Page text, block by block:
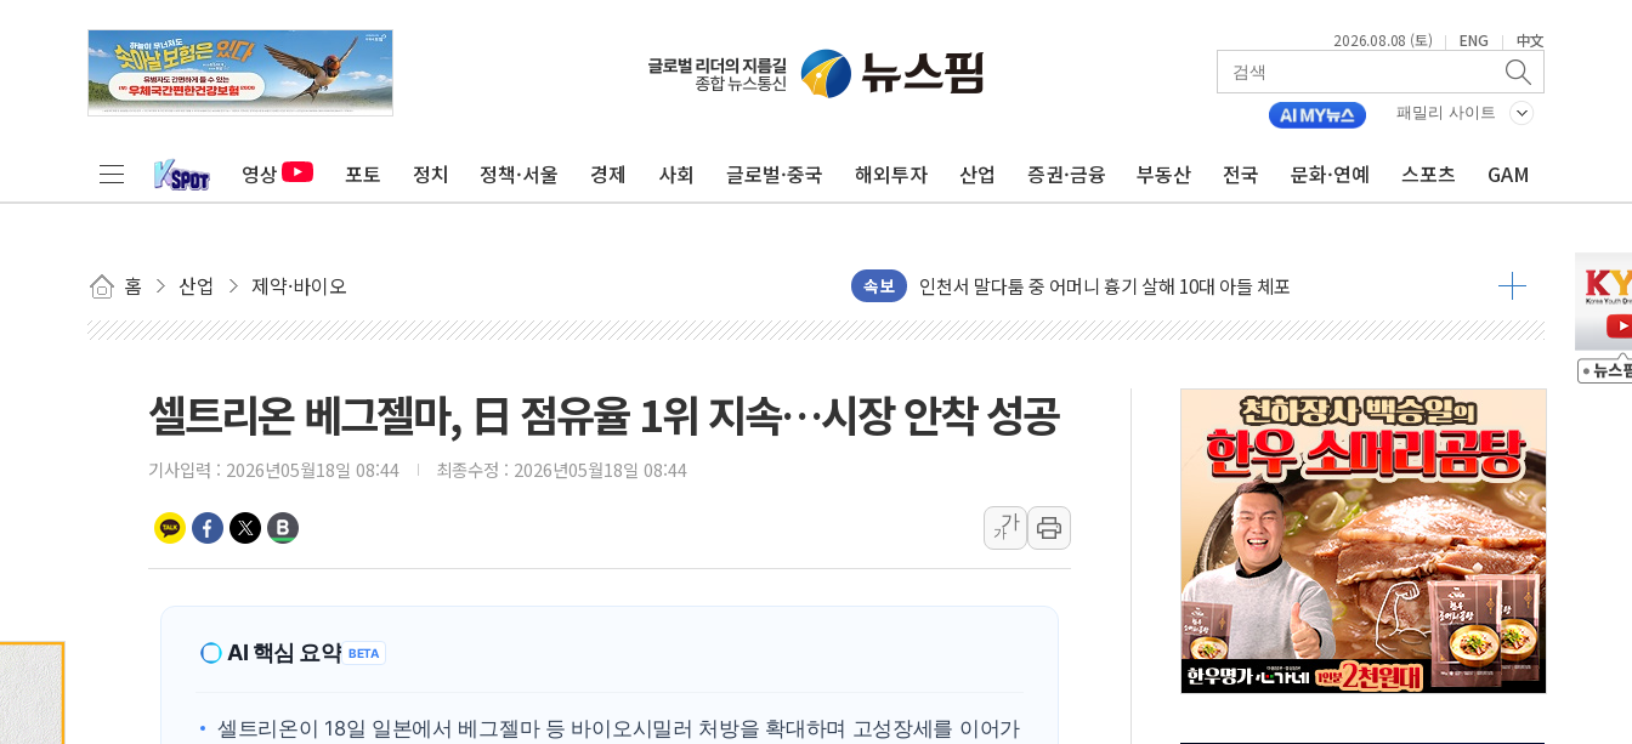
2026.08.08 (토) | ENG | 中文
패밀리 사이트
영상 포토 정치 정책·서울 경제 사회 글로벌·중국 해외투자 산업 증권·금융 부동산 전국 문화·연예 스포츠 GAM
홈 산업 제약·바이오 속보
서울 중랑구 주택가서 흉기 난동…60대 남성 2명 숨져
李대통령 "결혼 때문에 손해 보는 일 없게"…'결혼 페널티' 22개 과제 손본다
추미애, '위안부' 피해자 기림의 날 참석..."국제적 시민 연대로 목소리 내야"
인천 선재도 갯벌서 해루질 중 실종 60대 나흘만에 숨진 채 발견
'화합' 꺼낸 김민석에 '뻔뻔' 받아친 정청래…제주 연설서 신경전 고조
李대통령, ISA 개편 재검토 지시…與 "적극 환영"·野 "졸속 국정"
연일 폭염에 온열질환 사망 23명…정부, 비상대응기구 가동
中 전방위 아파트 부양, 수도 베이징도 부동산 규제 철폐
인제 용대리 계곡서 수위 상승으로 피서객 7명 고립…전원 구조
동해시, 11~14일 '별똥별 멍' 운영…페르세우스 유성우 관측
강원 중·남부 동해안 시간당 50mm 이상 폭우…호우경보 발효
청양 밭에서 일하던 90대 숨져…온열질환 여부 조사
폭염에 車 운전면허 기능시험 오전 집중 편성…체감온도 38도 넘으면 중단
李대통령, 'ISA·주가누르기 방지법' 전면 재검토 지시
'호우 특보' 경북 울진 시간당 20~30mm 강한 비...가뭄 해소될 듯
주말 무더위·열대야 지속…내륙 곳곳 소나기
셀트리온 베그젤마, 日 점유율 1위 지속…시장 안착 성공
기사입력 : 2026년05월18일 08:44 최종수정 : 2026년05월18일 08:44
가
가
AI 핵심 요약 BETA
셀트리온이 18일 일본에서 베그젤마 등 바이오시밀러 처방을 확대하며 고성장세를 이어가